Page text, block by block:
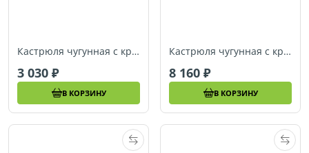
Кастрюля чугунная с крышкой Berndes, 10 см (034141)
3 030
В КОРЗИНУ
Кастрюля чугунная с крышкой Berndes, 20 см (034143)
8 160
В КОРЗИНУ